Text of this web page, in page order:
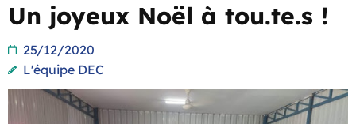
Un joyeux Noël à tou.te.s !
25/12/2020
L'équipe DEC